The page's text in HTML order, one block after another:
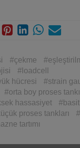
#çekme
#loadcell
hücresi #strain
#orta boy proses tankı
hassasiyet
proses tankları
tartımı